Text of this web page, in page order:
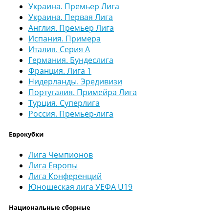
Украина. Премьер Лига
Украина. Первая Лига
Англия. Премьер Лига
Испания. Примера
Италия. Серия А
Германия. Бундеслига
Франция. Лига 1
Нидерланды. Эредивизи
Португалия. Примейра Лига
Турция. Суперлига
Россия. Премьер-лига
Еврокубки
Лига Чемпионов
Лига Европы
Лига Конференций
Юношеская лига УЕФА U19
Национальные сборные